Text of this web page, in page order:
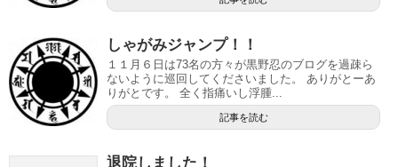
しゃがみジャンプ！！
１１月６日は73名の方々が黒野忍のブログを過疎ら
ないように巡回してくださいました。 ありがとーあ
りがとです。 全く指痛いし浮腫...
記事を読む
退院しました！